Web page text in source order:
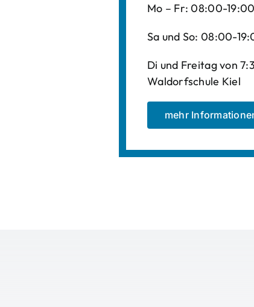
Mo – Fr: 08:00-
Sa und So: 08:00-
Di und Freitag von
Waldorfschule Kiel
mehr